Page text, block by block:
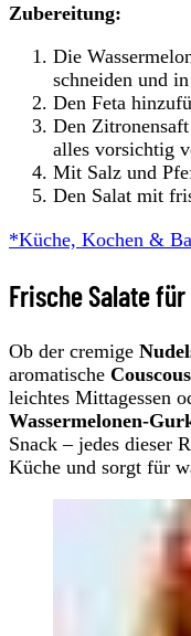
Zubereitung:
Die
schneiden und
Den Feta
Den
alles vorsichtig
Mit Salz und
Den Salat mit
*Küche, Kochen &
Frische Salate
Ob der cremige
aromatische
leichtes Mittagessen
Wassermelonen-
Snack – jedes dieser
Küche und sorgt für